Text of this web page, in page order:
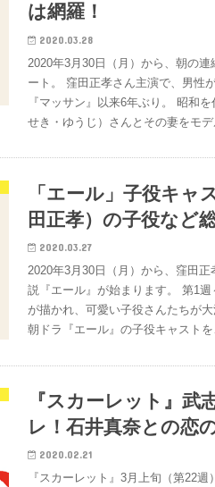
は網羅！
2020.03.28
2020年3月30日（月）から、朝の
ート。 窪田正孝さん主演で、男性
『マッサン』以来6年ぶり。 昭和
せき・ゆうじ）さんとその妻をモデ
「エール」子役キャ
田正孝）の子役など
2020.03.27
2020年3月30日（月）から、窪田
説『エール』が始まります。 第1
が描かれ、可愛い子役さんたちが
朝ドラ『エール』の子役キャストを
『スカーレット』武
レ！石井真奈との恋
2020.02.21
『スカーレット』3月上旬（第22